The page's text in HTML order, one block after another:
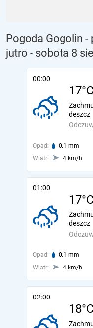
Pogoda Gogolin
jutro - sobota 8
00:00
17°C
deszcz
Opad: 0.1 mm
Wiatr:
4 km/h
01:00
17°C
deszcz
Opad: 0.1 mm
Wiatr:
4 km/h
02:00
18°C